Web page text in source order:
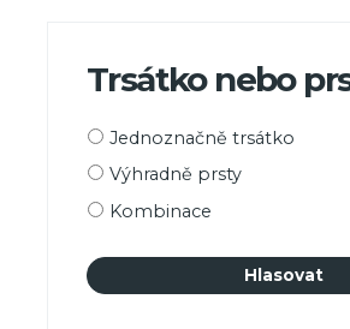
Trsátko nebo
Možnosti
Jednoznačně trsátko
Výhradně prsty
Kombinace